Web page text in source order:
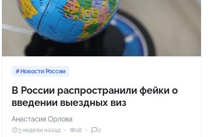
Новости России
В России распространили фейки о
введении выездных виз
Анастасия Орлова
3 недели назад 18 0